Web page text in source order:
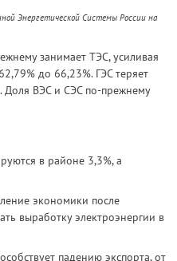
Энергетической Системы России на
занимает ТЭС, усиливая
до 66,23%. ГЭС теряет
Доля ВЭС и СЭС по-прежнему
в районе 3,3%, а
экономики после
выработку электроэнергии в
падению экспорта, от